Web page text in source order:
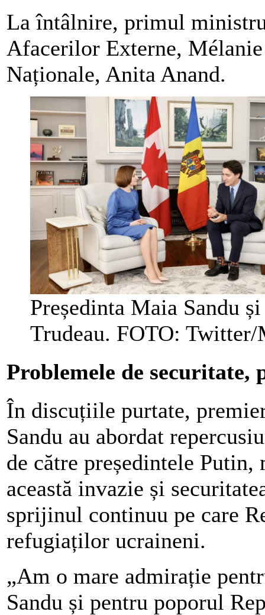
La întâlnire, primul
Afacerilor Externe,
Naționale, Anita Anand.
Președinta Maia Sandu
Trudeau. FOTO: Twitter/
Problemele de securitate,
În discuțiile purtate,
Sandu au abordat
de către președintele Putin,
această invazie și
sprijinul continuu pe care
refugiaților ucraineni.
„Am o mare admirație
Sandu și pentru poporul